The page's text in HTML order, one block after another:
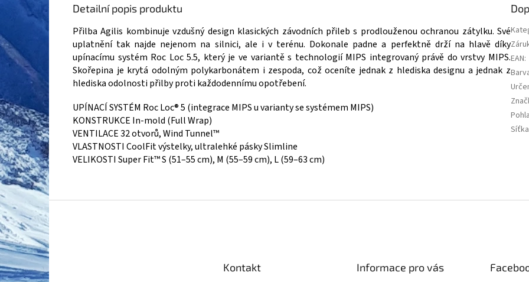
Detailní popis produktu
Přilba Agilis kombinuje vzdušný design klasických závodních přileb s prodlouženou ochranou zátylku. Své
uplatnění tak najde nejenom na silnici, ale i v terénu. Dokonale padne a perfektně drží na hlavě díky
upínacímu systém Roc Loc 5.5, který je ve variantě s technologií MIPS integrovaný právě do vrstvy MIPS.
Skořepina je krytá odolným polykarbonátem i zespoda, což oceníte jednak z hlediska designu a jednak z
hlediska odolnosti přilby proti každodennímu opotřebení.
UPÍNACÍ SYSTÉM Roc Loc® 5 (integrace MIPS u varianty se systémem MIPS)
KONSTRUKCE In-mold (Full Wrap)
VENTILACE 32 otvorů, Wind Tunnel™
VLASTNOSTI CoolFit výstelky, ultralehké pásky Slimline
VELIKOSTI Super Fit™ S (51–55 cm), M (55–59 cm), L (59–63 cm)
EAN:
Z
á
p
a
t
í
Kontakt Informace pro vás